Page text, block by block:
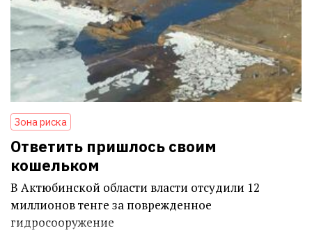
Зона риска
Ответить пришлось своим
кошельком
В Актюбинской области власти отсудили 12
миллионов тенге за поврежденное
гидросооружение